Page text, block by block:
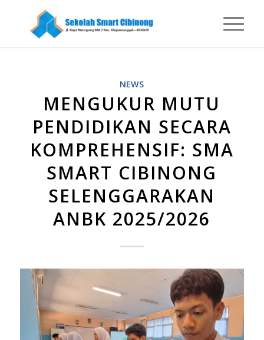
NEWS
MENGUKUR MUTU
PENDIDIKAN SECARA
KOMPREHENSIF: SMA
SMART CIBINONG
SELENGGARAKAN
ANBK 2025/2026